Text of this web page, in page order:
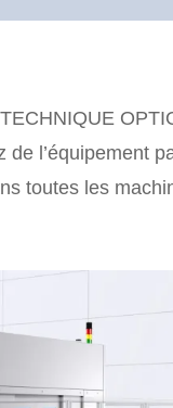
l’équipement
toutes les